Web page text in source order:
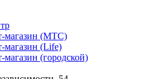
магазин (МТС)
магазин (Life)
магазин (городской)